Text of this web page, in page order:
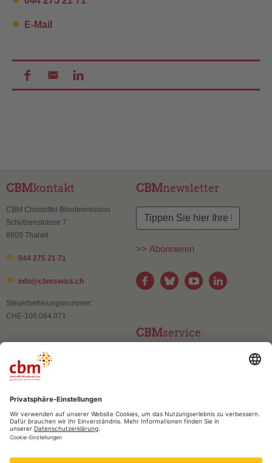
E-Mail
CBMkontakt
CBM Christoffel Blindenmission
Schützenstrasse 7
8800 Thalwil
044 275 21 71
info@cbmswiss.ch
Steuerbefreiungsnummer:
CHE-106.084.071
CBMnewsletter
>> Abonnieren
CBMservice
CBMvertrauen